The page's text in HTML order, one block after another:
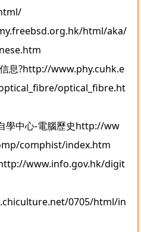
html/aka/
息?http://www.phy.cuhk.e
optical_fibre.ht
學中心-電腦歷史http://ww
comphist/index.htm
www.info.gov.hk/digit
0705/html/in